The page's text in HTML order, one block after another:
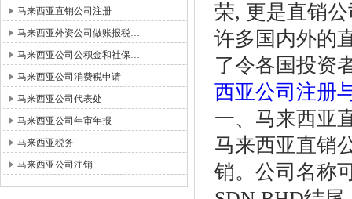
马来西亚直销公司注册
马来西亚外资公司做账报税…
马来西亚公司公积金和社保…
马来西亚公司消费税申请
马来西亚公司代表处
马来西亚公司年审年报
马来西亚税务
马来西亚公司注销
荣, 更是直销
许多国内外的
了令各国投资
西亚公司注册
一、马来西亚
马来西亚直销
销。公司名称